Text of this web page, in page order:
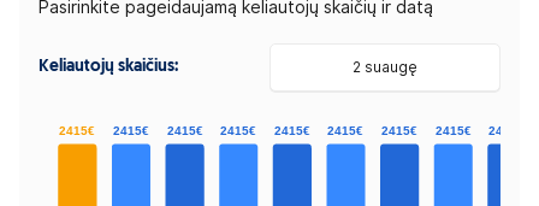
Pasirinkite pageidaujamą keliautojų skaičių ir datą
Keliautojų skaičius: 2 suaugę